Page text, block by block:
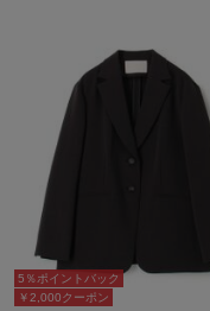
￥2,000クーポン
5％ポイントバック